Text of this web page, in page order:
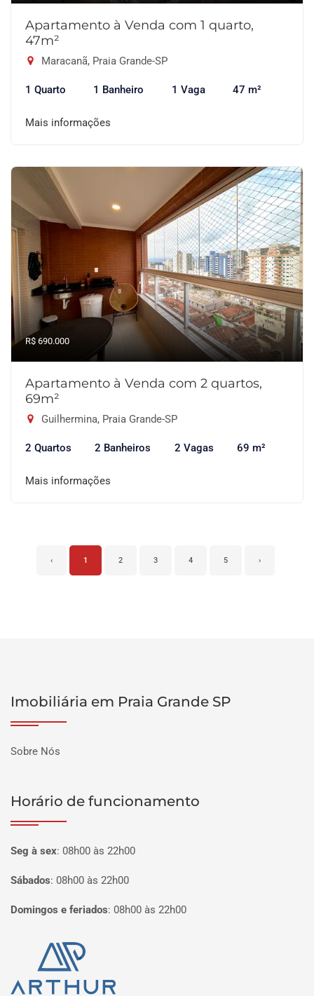
Apartamento à Venda com 1 quarto,
47m²
Maracanã, Praia Grande-SP
1 Quarto 1 Banheiro 1 Vaga 47 m²
Mais informações
R$ 690.000
Apartamento à Venda com 2 quartos,
69m²
Guilhermina, Praia Grande-SP
2 Quartos 2 Banheiros 2 Vagas 69 m²
Mais informações
‹ 1 2 3 4 5 ›
Imobiliária em Praia Grande SP
Sobre Nós
Horário de funcionamento
Seg à sex: 08h00 às 22h00
Sábados: 08h00 às 22h00
Domingos e feriados: 08h00 às 22h00
Página inicial